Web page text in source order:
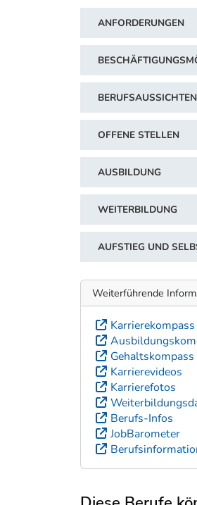
ANFORDERUNGEN
BERUFSAUSSICHTEN
OFFENE STELLEN
AUSBILDUNG
WEITERBILDUNG
AUFSTIEG UND
Weiterführende
Karrierekompass
Gehaltskompass
Karrierevideos
Karrierefotos
Berufs-Infos
JobBarometer